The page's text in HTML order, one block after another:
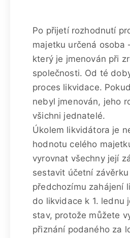
Po přijetí rozhodnutí
majetku určená osoba
který je jmenován při
společnosti. Od té
proces likvidace.
nebyl jmenován, jeho
všichni jednatelé.
Úkolem likvidátora je
hodnotu celého
vyrovnat všechny její
sestavit účetní
předchozímu zahájení
do likvidace k 1. lednu
stav, protože můžete
přiznání podaného za